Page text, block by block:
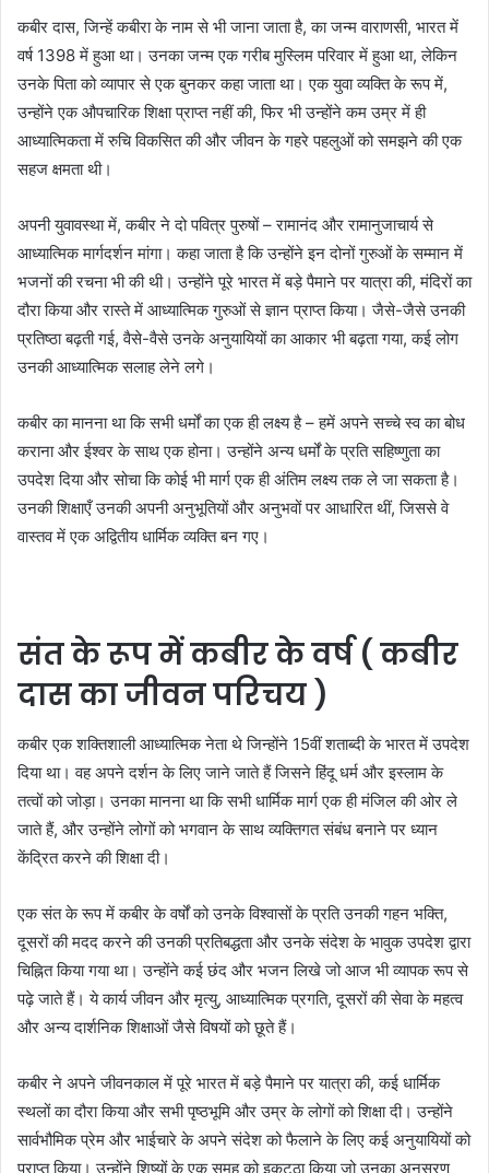
कबीर दास, जिन्हें कबीरा के नाम से भी जाना जाता है, का जन्म वाराणसी, भारत में
वर्ष 1398 में हुआ था। उनका जन्म एक गरीब मुस्लिम परिवार में हुआ था, लेकिन
उनके पिता को व्यापार से एक बुनकर कहा जाता था। एक युवा व्यक्ति के रूप में,
उन्होंने एक औपचारिक शिक्षा प्राप्त नहीं की, फिर भी उन्होंने कम उम्र में ही
आध्यात्मिकता में रुचि विकसित की और जीवन के गहरे पहलुओं को समझने की एक
सहज क्षमता थी।
अपनी युवावस्था में, कबीर ने दो पवित्र पुरुषों – रामानंद और रामानुजाचार्य से
आध्यात्मिक मार्गदर्शन मांगा। कहा जाता है कि उन्होंने इन दोनों गुरुओं के सम्मान में
भजनों की रचना भी की थी। उन्होंने पूरे भारत में बड़े पैमाने पर यात्रा की, मंदिरों का
दौरा किया और रास्ते में आध्यात्मिक गुरुओं से ज्ञान प्राप्त किया। जैसे-जैसे उनकी
प्रतिष्ठा बढ़ती गई, वैसे-वैसे उनके अनुयायियों का आकार भी बढ़ता गया, कई लोग
उनकी आध्यात्मिक सलाह लेने लगे।
कबीर का मानना था कि सभी धर्मों का एक ही लक्ष्य है – हमें अपने सच्चे स्व का बोध
कराना और ईश्वर के साथ एक होना। उन्होंने अन्य धर्मों के प्रति सहिष्णुता का
उपदेश दिया और सोचा कि कोई भी मार्ग एक ही अंतिम लक्ष्य तक ले जा सकता है।
उनकी शिक्षाएँ उनकी अपनी अनुभूतियों और अनुभवों पर आधारित थीं, जिससे वे
वास्तव में एक अद्वितीय धार्मिक व्यक्ति बन गए।
संत के रूप में कबीर के वर्ष ( कबीर
दास का जीवन परिचय )
कबीर एक शक्तिशाली आध्यात्मिक नेता थे जिन्होंने 15वीं शताब्दी के भारत में उपदेश
दिया था। वह अपने दर्शन के लिए जाने जाते हैं जिसने हिंदू धर्म और इस्लाम के
तत्वों को जोड़ा। उनका मानना था कि सभी धार्मिक मार्ग एक ही मंजिल की ओर ले
जाते हैं, और उन्होंने लोगों को भगवान के साथ व्यक्तिगत संबंध बनाने पर ध्यान
केंद्रित करने की शिक्षा दी।
एक संत के रूप में कबीर के वर्षों को उनके विश्वासों के प्रति उनकी गहन भक्ति,
दूसरों की मदद करने की उनकी प्रतिबद्धता और उनके संदेश के भावुक उपदेश द्वारा
चिह्नित किया गया था। उन्होंने कई छंद और भजन लिखे जो आज भी व्यापक रूप से
पढ़े जाते हैं। ये कार्य जीवन और मृत्यु, आध्यात्मिक प्रगति, दूसरों की सेवा के महत्व
और अन्य दार्शनिक शिक्षाओं जैसे विषयों को छूते हैं।
कबीर ने अपने जीवनकाल में पूरे भारत में बड़े पैमाने पर यात्रा की, कई धार्मिक
स्थलों का दौरा किया और सभी पृष्ठभूमि और उम्र के लोगों को शिक्षा दी। उन्होंने
सार्वभौमिक प्रेम और भाईचारे के अपने संदेश को फैलाने के लिए कई अनुयायियों को
प्राप्त किया। उन्होंने शिष्यों के एक समूह को इकट्ठा किया जो उनका अनुसरण